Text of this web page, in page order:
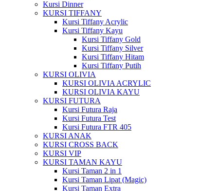
Kursi Dinner
KURSI TIFFANY
Kursi Tiffany Acrylic
Kursi Tiffany Kayu
Kursi Tiffany Gold
Kursi Tiffany Silver
Kursi Tiffany Hitam
Kursi Tiffany Putih
KURSI OLIVIA
KURSI OLIVIA ACRYLIC
KURSI OLIVIA KAYU
KURSI FUTURA
Kursi Futura Raja
Kursi Futura Test
Kursi Futura FTR 405
KURSI ANAK
KURSI CROSS BACK
KURSI VIP
KURSI TAMAN KAYU
Kursi Taman 2 in 1
Kursi Taman Lipat (Magic)
Kursi Taman Extra